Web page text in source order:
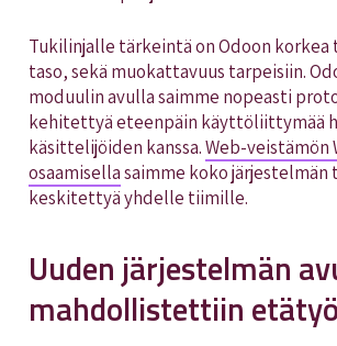
Tukilinjalle tärkeintä on Odoon
taso, sekä muokattavuus tarpeisiin.
moduulin avulla saimme nopeasti
kehitettyä eteenpäin käyttöliittymää
käsittelijöiden kanssa.Web-veistämön
osaamisellasaimme koko
keskitettyä yhdelle tiimille.
Uuden järjestelmän
mahdollistettiin